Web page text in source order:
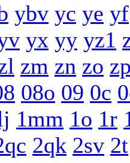
ybv yc ye yf
yx yy yz1
zm zn zo
08o 09 0c
1mm 1o 1r
2qk 2sv 2t